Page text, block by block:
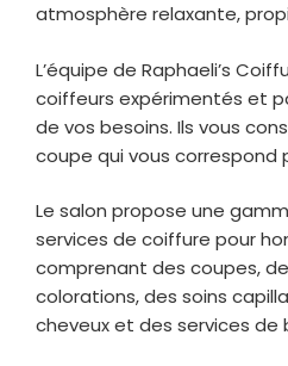
atmosphère relaxante,
L’équipe de Raphaeli’s
coiffeurs expérimentés et
de vos besoins. Ils vous
coupe qui vous correspond
Le salon propose une
services de coiffure pour
comprenant des coupes,
colorations, des soins
cheveux et des services de